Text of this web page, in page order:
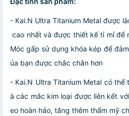
- Kai.N Ultra Titanium Metal được
cao nhất và được thiết kế tỉ mỉ để
Móc gấp sử dụng khóa kép để
ủa bạn được chắc chắn hơn
- Kai.N Ultra Titanium Metal có
à các mắc kim loại được liên kết
eo hoàn hảo, tăng thêm thẩm mỹ